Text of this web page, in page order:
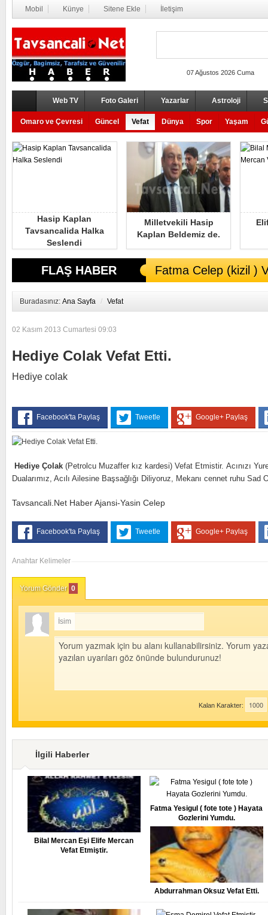
Mobil Künye Sitene Ekle İletişim
07 Ağustos 2026 Cuma
Web TV Foto Galeri Yazarlar Astroloji
Omaro ve Çevresi Güncel Vefat Dünya Spor Yaşam
Hasip Kaplan
Tavsancalida Halka
Seslendi
Milletvekili Hasip
Kaplan Beldemiz de.
FLAŞ HABER Fatma Celep (kizil )
Buradasınız: Ana Sayfa / Vefat
02 Kasım 2013 Cumartesi 09:03
Hediye Colak Vefat Etti.
Hediye colak
Facebook'ta Paylaş Tweetle Google+ Paylaş
Hediye Çolak (Petrolcu Muzaffer kız kardesi) Vefat Etmistir. Acınızı
Dualarımız, Acılı Ailesine Başsağlığı Diliyoruz, Mekanı cennet ruhu
Tavsancali.Net Haber Ajansi-Yasin Celep
Facebook'ta Paylaş Tweetle Google+ Paylaş
Anahtar Kelimeler
Yorum Gönder 0
İsim
Kalan Karakter:
İlgili Haberler
Bilal Mercan Eşi Elife Mercan
Vefat Etmiştir.
Fatma Yesigul ( fote tote ) Hayata
Gozlerini Yumdu.
Abdurrahman Oksuz Vefat Etti.